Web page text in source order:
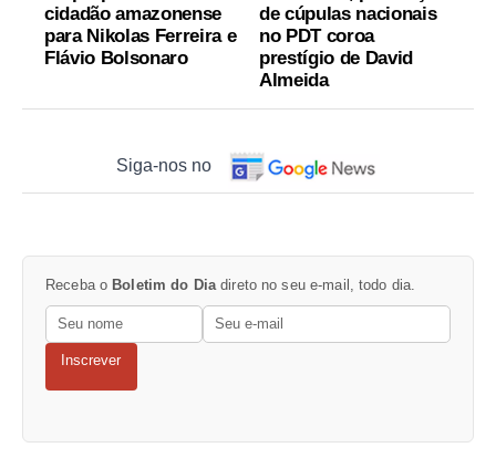
cidadão amazonense
para Nikolas Ferreira e
Flávio Bolsonaro
de cúpulas nacionais
no PDT coroa
prestígio de David
Almeida
Siga-nos no
Receba o Boletim do Dia direto no seu e-mail, todo dia.
Inscrever